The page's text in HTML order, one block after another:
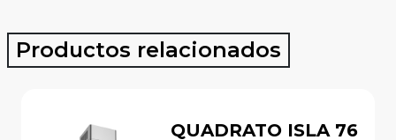
Productos relacionados
QUADRATO ISLA 76